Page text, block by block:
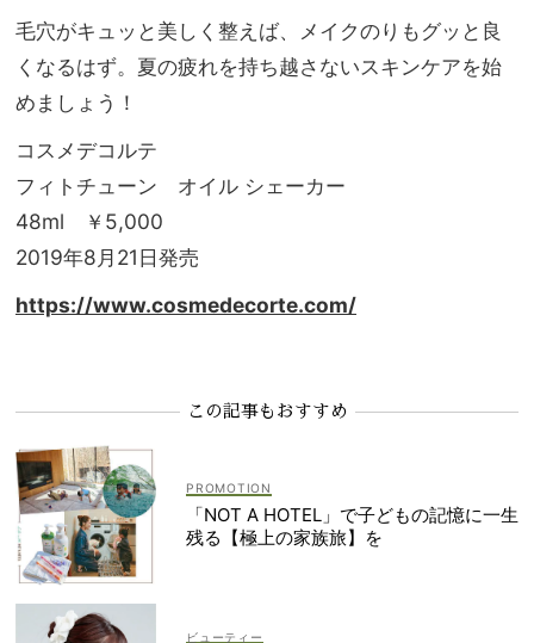
毛穴がキュッと美しく整えば、メイクのりもグッと良
くなるはず。夏の疲れを持ち越さないスキンケアを始
めましょう！
コスメデコルテ
フィトチューン オイル シェーカー
48ml ￥5,000
2019年8月21日発売
https://www.cosmedecorte.com/
この記事もおすすめ
「NOT A HOTEL」で子どもの記憶に一生
残る【極上の家族旅】を
ビューティー